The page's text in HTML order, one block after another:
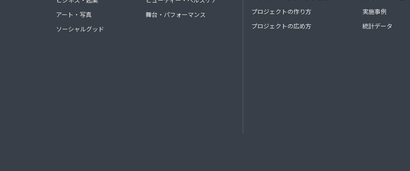
アート・写真
ソーシャルグッド
舞台・パフォーマンス
プロジェクトの作り方
プロジェクトの広め方
実施事例
統計データ